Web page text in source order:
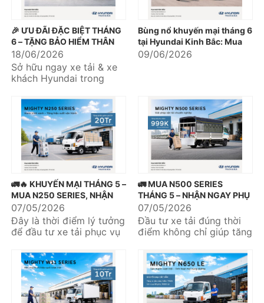
🎉 ƯU ĐÃI ĐẶC BIỆT THÁNG
6 – TẶNG BẢO HIỂM THÂN
VỎ LÊN TỚI 30 TRIỆU ĐỒNG
🚛🚌
18/06/2026
Sở hữu ngay xe tải & xe
khách Hyundai trong
bảo hiểm thân vỏ với giá
trị...
Bùng nổ khuyến mại tháng 6
tại Hyundai Kinh Bắc: Mua
xe nhận quà khủng liền tay
09/06/2026
🚛🔥 KHUYẾN MẠI THÁNG 5 –
MUA N250 SERIES, NHẬN
NGAY ƯU ĐÃI DỊCH VỤ 20
TRIỆU 🔥🚛
07/05/2026
Đây là thời điểm lý tưởng
để đầu tư xe tải phục vụ
quả vận chuyển....
🚛 MUA N500 SERIES
THÁNG 5 – NHẬN NGAY PHỤ
KIỆN 999K 🎁
07/05/2026
Đầu tư xe tải đúng thời
điểm không chỉ giúp tăng
còn tối ưu chi phí vận...